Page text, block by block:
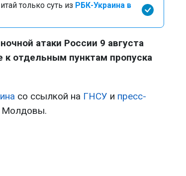
только суть из РБК-Украина в
атаки России 9 августа
отдельным пунктам пропуска
со ссылкой на ГНСУ и пресс-
Молдовы.